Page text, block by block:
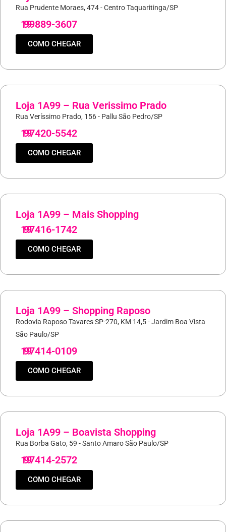
Rua Prudente Moraes, 474 - Centro Taquaritinga/SP
19
99889-3607
COMO CHEGAR
Loja 1A99 – Rua Verissimo Prado
Rua Veríssimo Prado, 156 - Pallu São Pedro/SP
19
97420-5542
COMO CHEGAR
Loja 1A99 – Mais Shopping
19
97416-1742
COMO CHEGAR
Loja 1A99 – Shopping Raposo
Rodovia Raposo Tavares SP-270, KM 14,5 - Jardim Boa Vista
São Paulo/SP
19
97414-0109
COMO CHEGAR
Loja 1A99 – Boavista Shopping
Rua Borba Gato, 59 - Santo Amaro São Paulo/SP
19
97414-2572
COMO CHEGAR